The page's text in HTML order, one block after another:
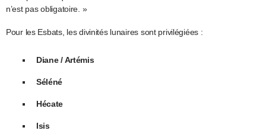
n’est pas obligatoire. »
Pour les Esbats, les divinités lunaires sont privilégiées :
Diane / Artémis
Séléné
Hécate
Isis